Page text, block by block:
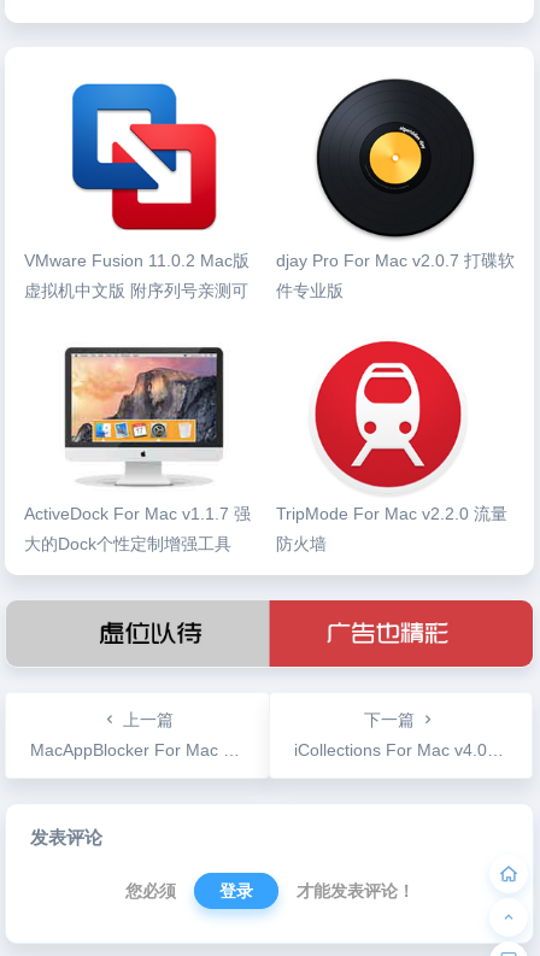
VMware Fusion 11.0.2 Mac版
虚拟机中文版 附序列号亲测可
djay Pro For Mac v2.0.7 打碟软
件专业版
ActiveDock For Mac v1.1.7 强
大的Dock个性定制增强工具
TripMode For Mac v2.2.0 流量
防火墙
上一篇
MacAppBlocker For Mac v3.2.1 应用程序加密软件
下一篇
iCollections For Mac v4.0.1 桌面图标整理工具
发表评论
您必须 登录 才能发表评论！